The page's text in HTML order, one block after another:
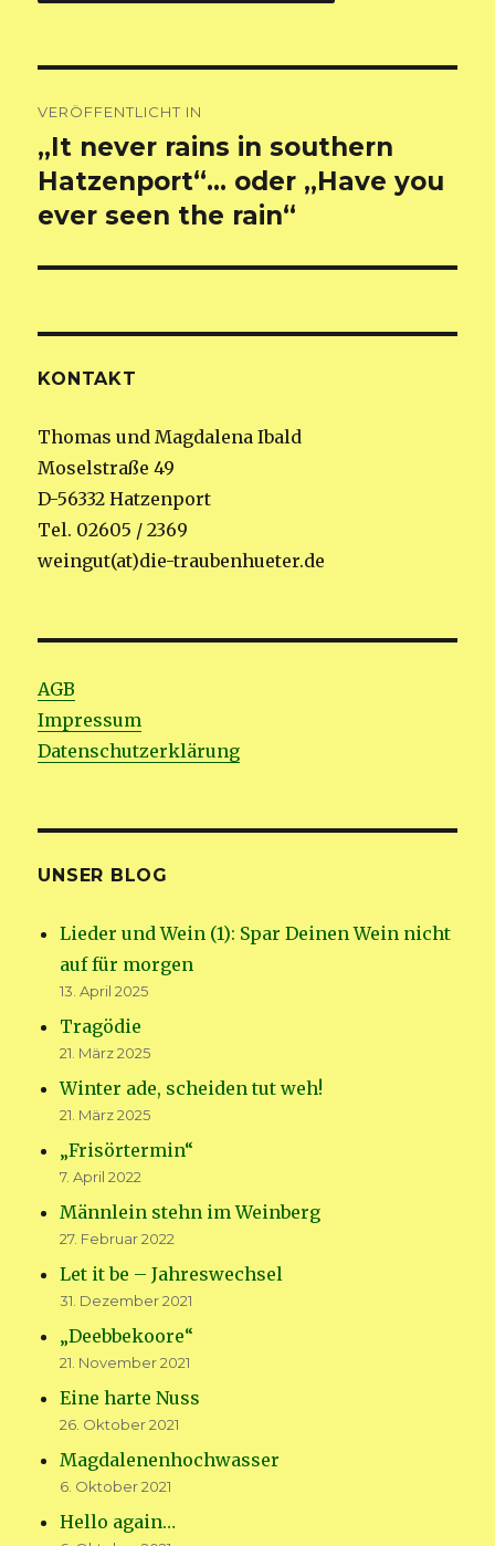
VERÖFFENTLICHT IN
„It never rains in southern
Hatzenport“… oder „Have you
ever seen the rain“
KONTAKT
Thomas und Magdalena Ibald
Moselstraße 49
D-56332 Hatzenport
Tel. 02605 / 2369
weingut(at)die-traubenhueter.de
AGB
Impressum
Datenschutzerklärung
UNSER BLOG
Lieder und Wein (1): Spar Deinen Wein nicht
auf für morgen
13. April 2025
Tragödie
21. März 2025
Winter ade, scheiden tut weh!
21. März 2025
„Frisörtermin“
7. April 2022
Männlein stehn im Weinberg
27. Februar 2022
Let it be – Jahreswechsel
31. Dezember 2021
„Deebbekoore“
21. November 2021
Eine harte Nuss
26. Oktober 2021
Magdalenenhochwasser
6. Oktober 2021
Hello again…